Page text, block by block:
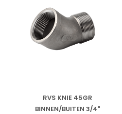
RVS KNIE 45GR
BINNEN/BUITEN 3/4"